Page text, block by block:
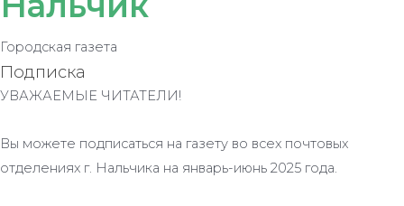
Городская газета
Подписка
УВАЖАЕМЫЕ ЧИТАТЕЛИ!
Вы можете подписаться на газету во всех почтовых
отделениях г. Нальчика на январь-июнь 2025 года.